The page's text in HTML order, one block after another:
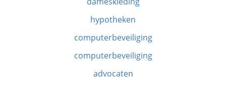
hypotheken
computerbeveiliging
computerbeveiliging
advocaten